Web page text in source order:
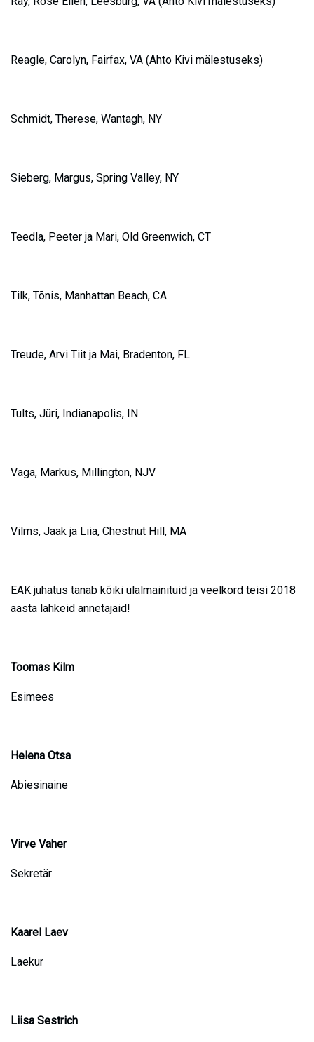
Reagle, Carolyn, Fairfax, VA (Ahto Kivi mälestuseks)
Schmidt, Therese, Wantagh, NY
Sieberg, Margus, Spring Valley, NY
Teedla, Peeter ja Mari, Old Greenwich, CT
Tilk, Tõnis, Manhattan Beach, CA
Treude, Arvi Tiit ja Mai, Bradenton, FL
Tults, Jüri, Indianapolis, IN
Vaga, Markus, Millington, NJV
Vilms, Jaak ja Liia, Chestnut Hill, MA
EAK juhatus tänab kõiki ülalmainituid ja veelkord teisi 2018
aasta lahkeid annetajaid!
Toomas Kilm
Esimees
Helena Otsa
Abiesinaine
Virve Vaher
Sekretär
Kaarel Laev
Laekur
Liisa Sestrich